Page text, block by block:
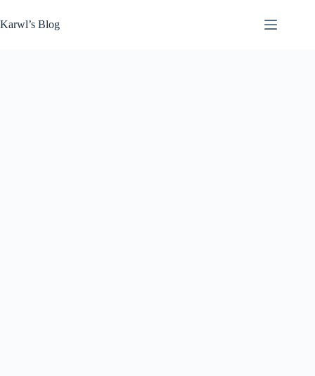
Inhalt
springen
Karwl’s Blog